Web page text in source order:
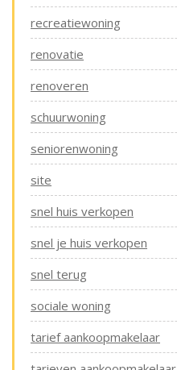
recreatiewoning
renovatie
renoveren
schuurwoning
seniorenwoning
site
snel huis verkopen
snel je huis verkopen
snel terug
sociale woning
tarief aankoopmakelaar